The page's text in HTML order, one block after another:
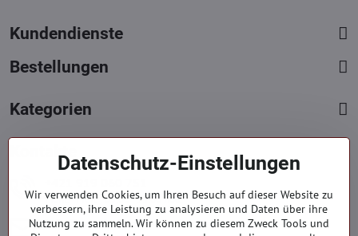
Kundendienste
Bestellungen
Kategorien
Kontakte
Mont. - Freit. : 09:00 - 15:00 hod.
info​@everlady​.eu
Datenschutz-Einstellungen
Wir verwenden Cookies, um Ihren Besuch auf dieser Website zu
verbessern, ihre Leistung zu analysieren und Daten über ihre
Nutzung zu sammeln. Wir können zu diesem Zweck Tools und